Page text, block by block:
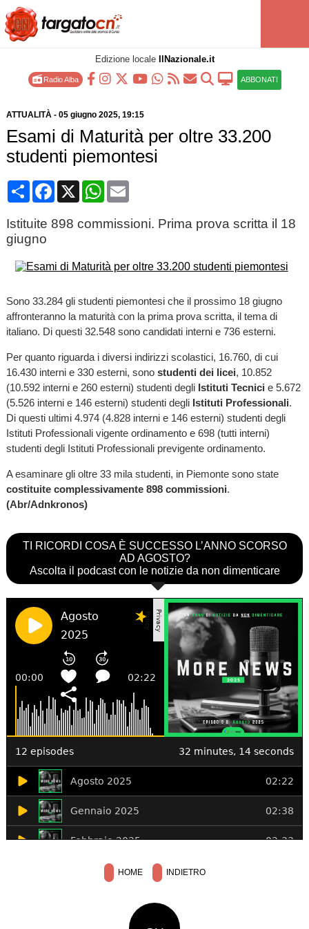
Edizione locale IlNazionale.it
Radio Alba ABBONATI
ATTUALITÀ- 05 giugno 2025, 19:15
Esami di Maturità per oltre 33.200
studenti piemontesi
CondividiFacebook
X WhatsApp
Email
Istituite 898 commissioni. Prima prova scritta il 18
giugno
Sono 33.284 gli studenti piemontesi che il prossimo 18 giugno
affronteranno la maturità con la prima prova scritta, il tema di
italiano. Di questi 32.548 sono candidati interni e 736 esterni.
Per quanto riguarda i diversi indirizzi scolastici, 16.760, di cui
16.430 interni e 330 esterni, sono studenti dei licei, 10.852
(10.592 interni e 260 esterni) studenti degli Istituti Tecnici e 5.672
(5.526 interni e 146 esterni) studenti degli Istituti Professionali.
Di questi ultimi 4.974 (4.828 interni e 146 esterni) studenti degli
Istituti Professionali vigente ordinamento e 698 (tutti interni)
studenti degli Istituti Professionali previgente ordinamento.
A esaminare gli oltre 33 mila studenti, in Piemonte sono state
costituite complessivamente 898 commissioni.
(Abr/Adnkronos)
TI RICORDI COSA È SUCCESSO L’ANNO SCORSO
AD AGOSTO?
Ascolta il podcast con le notizie da non dimenticare
HOME INDIETRO